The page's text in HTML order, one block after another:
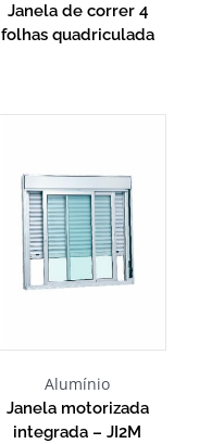
Janela de correr 4
folhas quadriculada
Alumínio
Janela motorizada
integrada – JI2M